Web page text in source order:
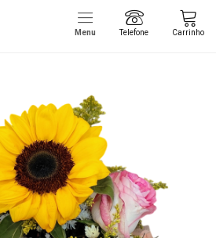
Menu Telefone Carrinho